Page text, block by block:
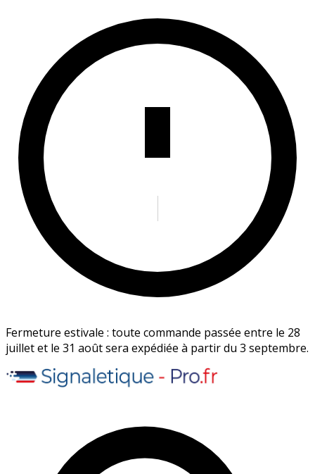
Fermeture estivale : toute commande passée entre le 28
juillet et le 31 août sera expédiée à partir du 3 septembre.